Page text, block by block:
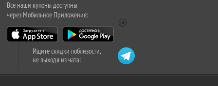
Все наши купоны доступны
через Мобильное Приложение:
Ищите скидки поблизости,
не выходя из чата: